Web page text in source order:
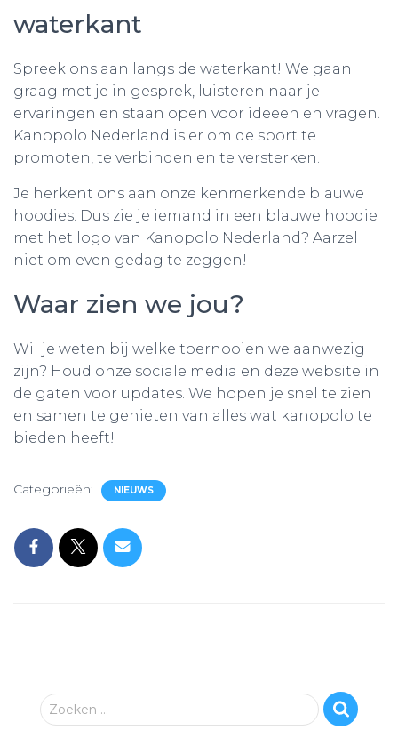
waterkant
Spreek ons aan langs de waterkant! We gaan
graag met je in gesprek, luisteren naar je
ervaringen en staan open voor ideeën en vragen.
Kanopolo Nederland is er om de sport te
promoten, te verbinden en te versterken.
Je herkent ons aan onze kenmerkende blauwe
hoodies. Dus zie je iemand in een blauwe hoodie
met het logo van Kanopolo Nederland? Aarzel
niet om even gedag te zeggen!
Waar zien we jou?
Wil je weten bij welke toernooien we aanwezig
zijn? Houd onze sociale media en deze website in
de gaten voor updates. We hopen je snel te zien
en samen te genieten van alles wat kanopolo te
bieden heeft!
Categorieën: NIEUWS
Z Zoeken …